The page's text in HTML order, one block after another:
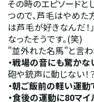
その時のエピソードと
つので、芦毛はやめた
は芦毛が好きなんだ！
なったそうです。(笑)
"並外れた名馬"と言わ
・戦場の音にも驚か
砲や銃声に動じない！？
・朝ご飯前の軽い運動
・食後の運動に80マイ